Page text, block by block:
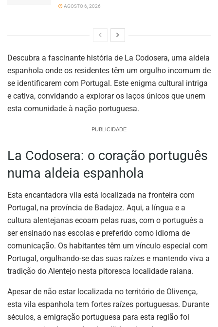
AGOSTO 6, 2026
Descubra a fascinante história de La Codosera, uma aldeia
espanhola onde os residentes têm um orgulho incomum de
se identificarem com Portugal. Este enigma cultural intriga
e cativa, convidando a explorar os laços únicos que unem
esta comunidade à nação portuguesa.
PUBLICIDADE
La Codosera: o coração português
numa aldeia espanhola
Esta encantadora vila está localizada na fronteira com
Portugal, na província de Badajoz. Aqui, a língua e a
cultura alentejanas ecoam pelas ruas, com o português a
ser ensinado nas escolas e preferido como idioma de
comunicação. Os habitantes têm um vínculo especial com
Portugal, orgulhando-se das suas raízes e mantendo viva a
tradição do Alentejo nesta pitoresca localidade raiana.
Apesar de não estar localizada no território de Olivença,
esta vila espanhola tem fortes raízes portuguesas. Durante
séculos, a emigração portuguesa para esta região foi